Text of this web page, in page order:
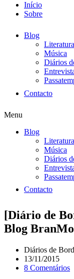
Início
Sobre
Blog
Literatura
Música
Diários
Contacto
Menu
Blog
Literatura
Música
Diários
Contacto
[Diário de
Blog
Diários de
13/11/2015
8 Comentários